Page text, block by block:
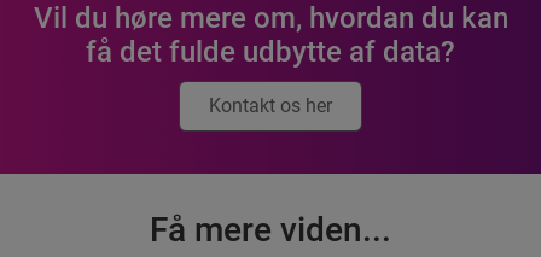
Vil du høre mere om, hvordan du kan
få det fulde udbytte af data?
Kontakt os her
Få mere viden...